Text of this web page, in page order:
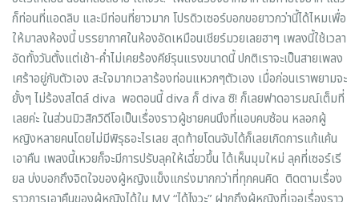
ก็ท่อนที่แอดลิบ และมีท่อนที่ยาวมาก โปรดิวเซอร์บอกขอยาวกว่านี้ได้ไหมเพื่อ
ให้มาลงห้องนี้ บรรยากาศในห้องอัดเหมือนเชียร์มวยเลยฮาๆ เพลงนี้ใช้เวลา
อัดทั้งวันตั้งแต่เช้า-ค่ำไม่เคยร้องคีย์รุนแรงขนาดนี้ ปกติเราจะเป็นสายเพลง
เศร้าอยู่กับตัวเอง สะใจมากเวลาร้องท่อนแหวกๆตัวเอง เมื่อก่อนเราพยามจะ
ยั้งๆ ไม่ร้องสไตล์ diva พอตอนนี้ diva ก็ diva ซิ! ก็เลยฟาดอารมณ์เต็มที่
เลยค่ะ ในส่วนมิวสิกวิดีโอเป็นเรื่องราวผู้ชายคนนึงที่แอบคบซ้อน หลอกผู้
หญิงหลายคนโดยไม่มีพิรุธอะไรเลย สุดท้ายโดนจับได้ก็เลยเกิดการแก้แค้น
เอาคืน เพลงนี้เหวยก็จะมีการปรับลุคให้เฉี่ยวขึ้น ได้เห็นมุมใหม่ ลุคที่เซอร์เรี
ยล บ่งบอกถึงจิตใจของผู้หญิงแข็งแกร่งมากกว่าที่ทุกคนคิด ติดตามเรื่อง